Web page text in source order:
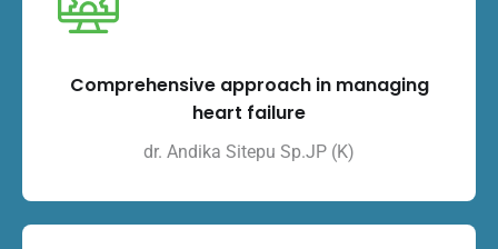
Comprehensive approach in managing
heart failure
dr. Andika Sitepu Sp.JP (K)